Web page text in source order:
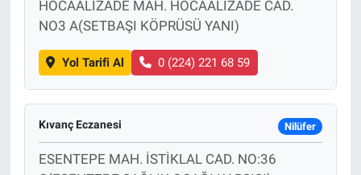
HOCAALİZADE MAH. HOCAALİZADE CAD.
NO3 A(SETBAŞI KÖPRÜSÜ YANI)
Yol Tarifi Al 0 (224) 221 68 59
Kıvanç Eczanesi Nilüfer
ESENTEPE MAH. İSTİKLAL CAD. NO:36